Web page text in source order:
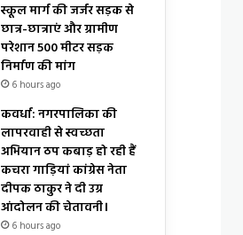
स्कूल मार्ग की जर्जर सड़क से
छात्र-छात्राएं और ग्रामीण
परेशान 500 मीटर सड़क
निर्माण की मांग
6 hours ago
कवर्धा: नगरपालिका की
लापरवाही से स्वच्छता
अभियान ठप कबाड़ हो रही हैं
कचरा गाड़ियां कांग्रेस नेता
दीपक ठाकुर ने दी उग्र
आंदोलन की चेतावनी।
6 hours ago